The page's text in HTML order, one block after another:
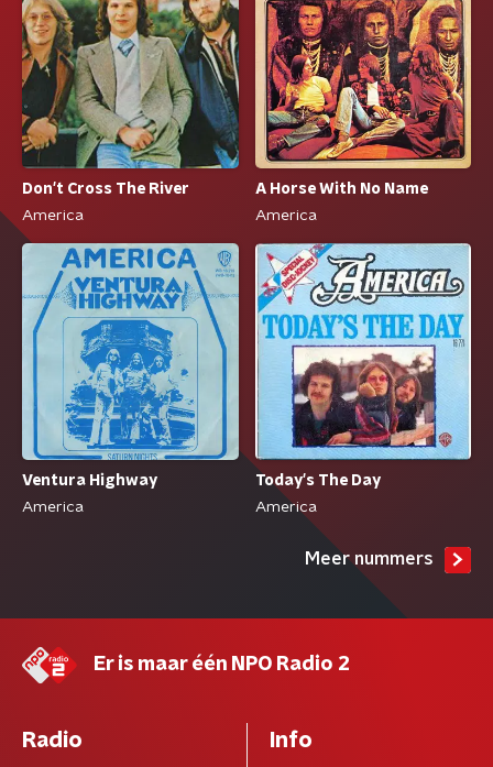
Don't Cross The River
America
A Horse With No Name
America
Ventura Highway
America
Today's The Day
America
Meer nummers
Er is maar één NPO Radio 2
Radio Info